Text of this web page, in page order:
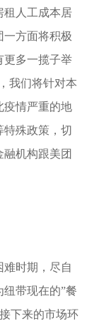
租人工成本居
一方面将积极
更多一揽子举
我们将针对本
疫情严重的地
特殊政策，切
机构跟美团
时期，尽自
带现在的”餐
下来的市场环